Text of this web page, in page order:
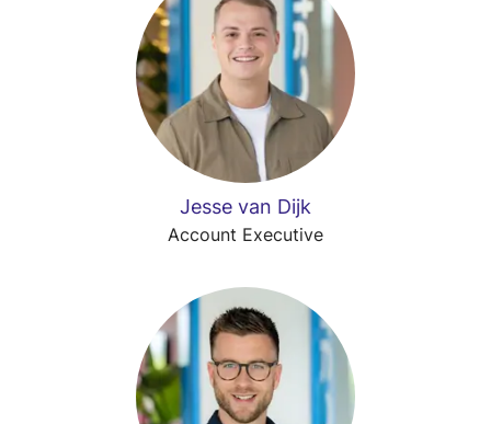
Jesse van Dijk
Account Executive